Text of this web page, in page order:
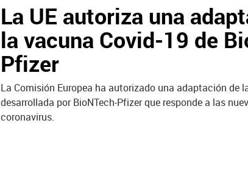
La UE autoriza una
la vacuna Covid-19 de
Pfizer
La Comisión Europea ha autorizado una adaptación de
desarrollada por BioNTech-Pfizer que responde a las
coronavirus.